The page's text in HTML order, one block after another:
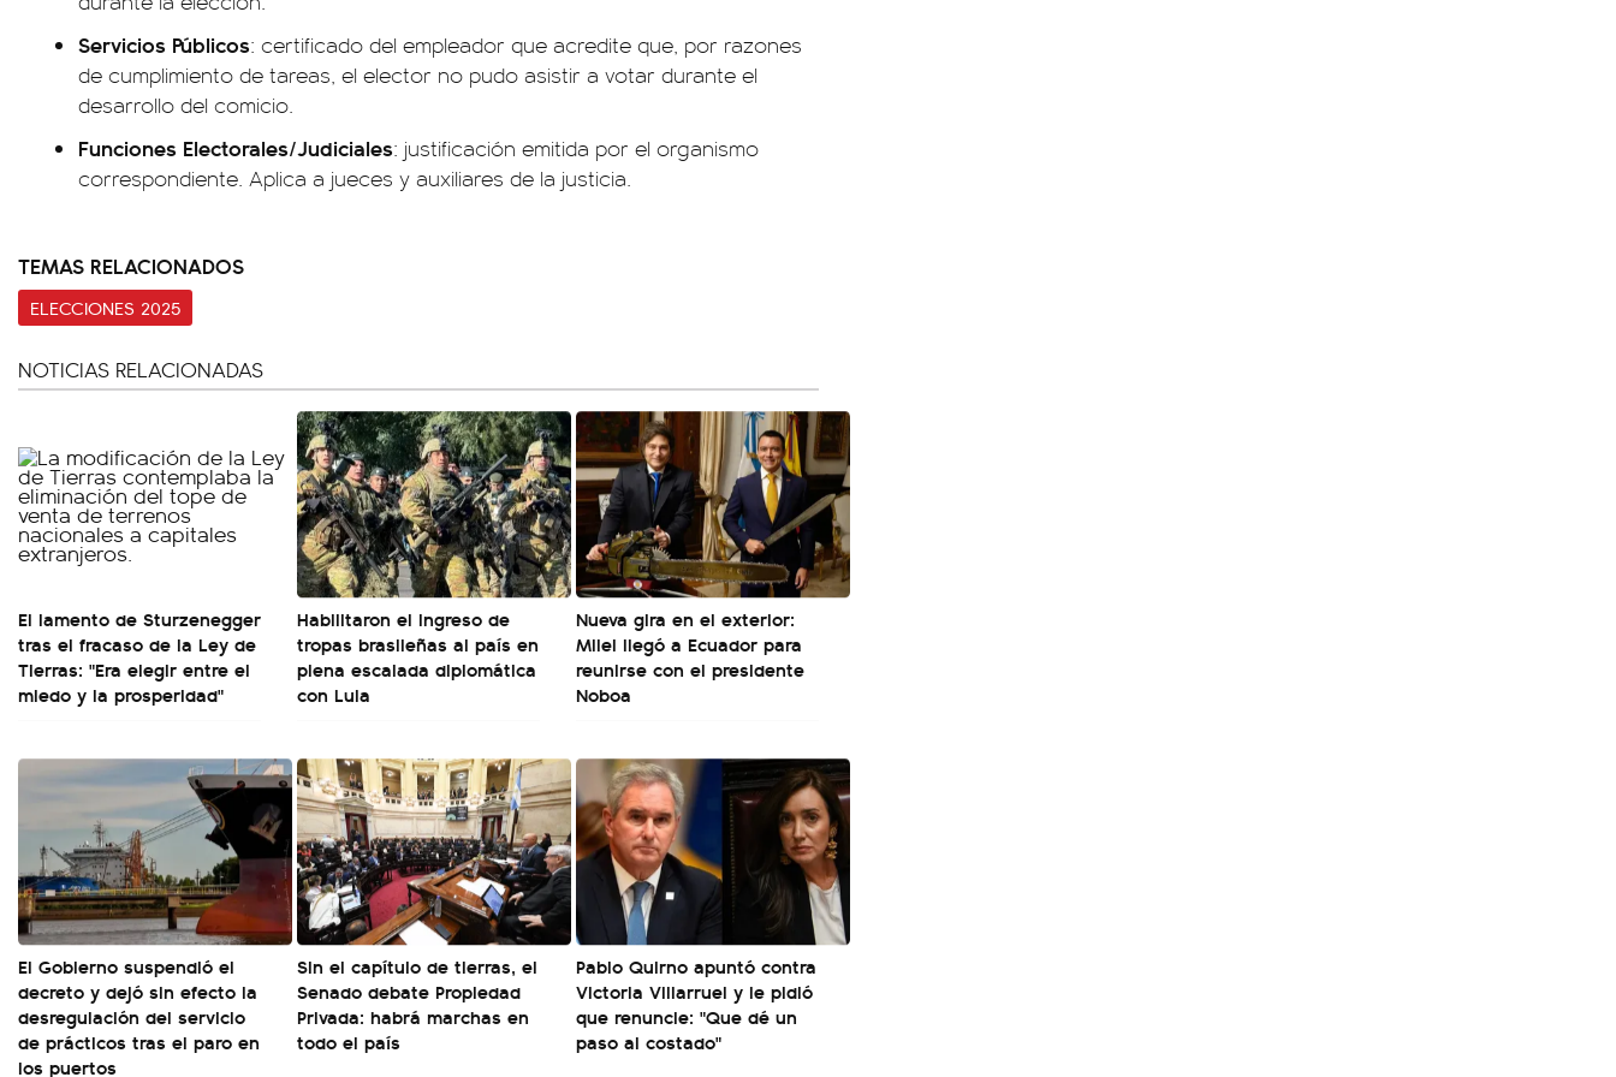
Servicios Públicos: certificado del empleador que acredite que, por razones
de cumplimiento de tareas, el elector no pudo asistir a votar durante el
desarrollo del comicio.
Funciones Electorales/Judiciales: justificación emitida por el organismo
correspondiente. Aplica a jueces y auxiliares de la justicia.
TEMAS RELACIONADOS
ELECCIONES 2025
NOTICIAS RELACIONADAS
El lamento de Sturzenegger
tras el fracaso de la Ley de
Tierras: "Era elegir entre el
miedo y la prosperidad"
Habilitaron el ingreso de
tropas brasileñas al país en
plena escalada diplomática
con Lula
Nueva gira en el exterior:
Milei llegó a Ecuador para
reunirse con el presidente
Noboa
El Gobierno suspendió el
decreto y dejó sin efecto la
desregulación del servicio
de prácticos tras el paro en
los puertos
Sin el capítulo de tierras, el
Senado debate Propiedad
Privada: habrá marchas en
todo el país
Pablo Quirno apuntó contra
Victoria Villarruel y le pidió
que renuncie: "Que dé un
paso al costado"